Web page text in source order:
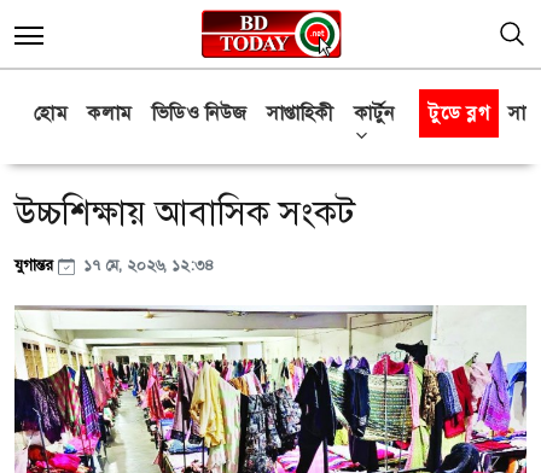
হোম কলাম ভিডিও নিউজ সাপ্তাহিকী কার্টুন টুডে ব্লগ
উচ্চশিক্ষায় আবাসিক সংকট
যুগান্তর ১৭ মে, ২০২৬, ১২:৩৪